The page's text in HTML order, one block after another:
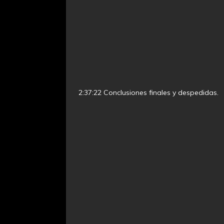
2:37:22 Conclusiones finales y despedidas.